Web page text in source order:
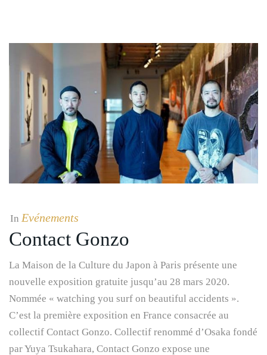
In Evénements
Contact Gonzo
La Maison de la Culture du Japon à Paris présente une
nouvelle exposition gratuite jusqu’au 28 mars 2020.
Nommée « watching you surf on beautiful accidents ».
C’est la première exposition en France consacrée au
collectif Contact Gonzo. Collectif renommé d’Osaka fondé
par Yuya Tsukahara, Contact Gonzo expose une